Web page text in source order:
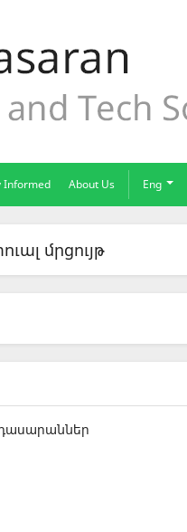
Informed About Us Eng
մրցույթ